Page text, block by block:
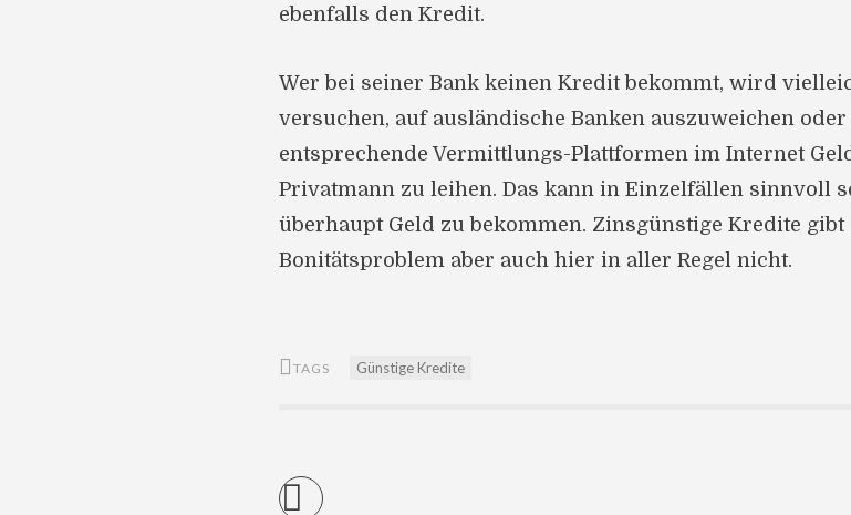
ebenfalls den Kredit.
Wer bei seiner Bank keinen Kredit bekommt, wird
versuchen, auf ausländische Banken auszuweichen oder
entsprechende Vermittlungs-Plattformen im Internet
Privatmann zu leihen. Das kann in Einzelfällen sinnvoll
überhaupt Geld zu bekommen. Zinsgünstige Kredite gibt
Bonitätsproblem aber auch hier in aller Regel nicht.
TAGS Günstige Kredite